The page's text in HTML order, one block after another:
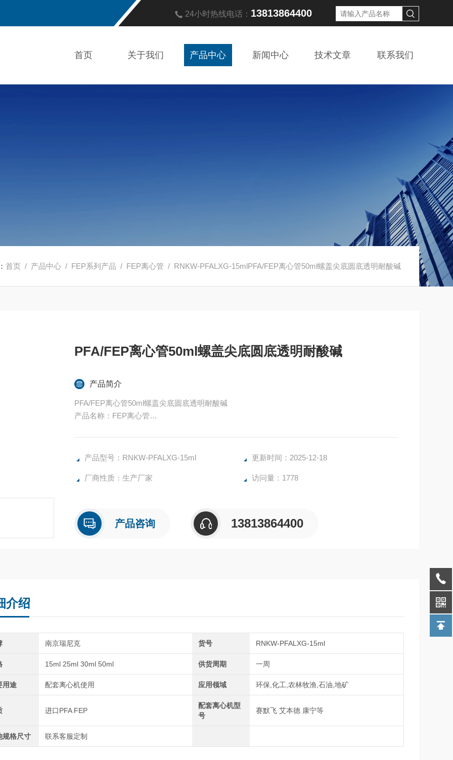
24小时热线电话： 13813864400
首页 关于我们 产品中心 新闻中心 技术文章 联系我们
首页 / 产品中心 / FEP系列产品 / FEP离心管 / RNKW-PFALXG-15mlPFA/FEP离心管50ml螺盖尖底圆底透明耐酸碱
PFA/FEP离心管50ml螺盖尖底圆底透明耐酸碱
产品简介
PFA/FEP离心管50ml螺盖尖底圆底透明耐酸碱
产品名称：FEP离心管
PFA/FEP离心管，又叫聚全氟乙丙烯离心管，特氟龙离心管，F46离心管等。
产品型号：RNKW-PFALXG-15ml 更新时间：2025-12-18
厂商性质：生产厂家 访问量：1778
产品咨询 13813864400
介绍
南京瑞尼克 货号 RNKW-PFALXG-15ml
15ml 25ml 30ml 50ml 供货周期 一周
用途 配套离心机使用 应用领域 环保,化工,农林牧渔,石油,地矿
进口PFA FEP
配套离心机型
号
赛默飞 艾本德 康宁等
规格尺寸 联系客服定制